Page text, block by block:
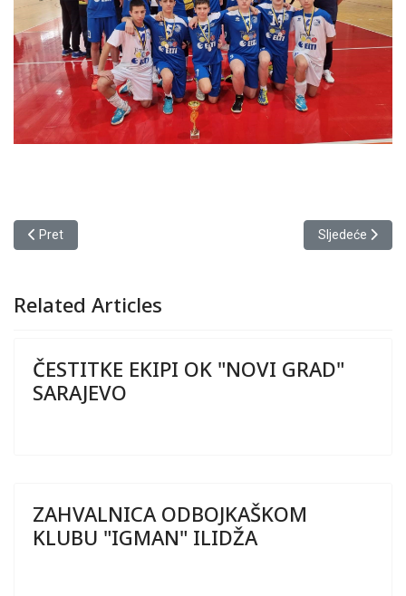
Prethodni članak: ČESTITKE EKIPAMA U MLAĐIM KATEGORIJAMA
Pret Sljedeći
Sljedeće
Related Articles
ČESTITKE EKIPI OK "NOVI GRAD"
SARAJEVO
ZAHVALNICA ODBOJKAŠKOM
KLUBU "IGMAN" ILIDŽA